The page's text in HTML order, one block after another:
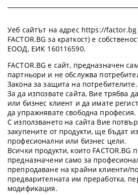
Уеб сайтът на адрес https://
FACTOR.BG за краткост) е
ЕООД, ЕИК 160116590.
FACTOR.BG е сайт, предназначен
партньори и не обслужва
Закона за защита на потребителите.
За да изпозвате сайта, Вие трябва
или бизнес клиент и да имате
да упражнявате свободна професия.
С използването на сайта Вие
закупените от продукти, ще бъдат
професионални или бизнес цели.
Всички продукти, които FACTOR.BG
предназначени само за
препродаване на крайни клиенти/
предварителната им преработка,
модификация.